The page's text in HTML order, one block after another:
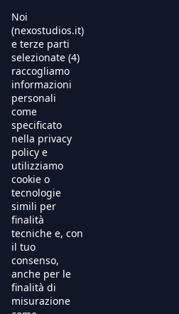
Warning
/usr/local/apache/hosting/
content/themes/nexo24/single-
Noi
(nexostudios.it)
e terze parti
selezionate (4)
raccogliamo
informazioni
personali
come
specificato
nella privacy
policy e
utilizziamo
cookie o
tecnologie
simili per
finalità
tecniche e, con
il tuo
consenso,
anche per le
finalità di
misurazione